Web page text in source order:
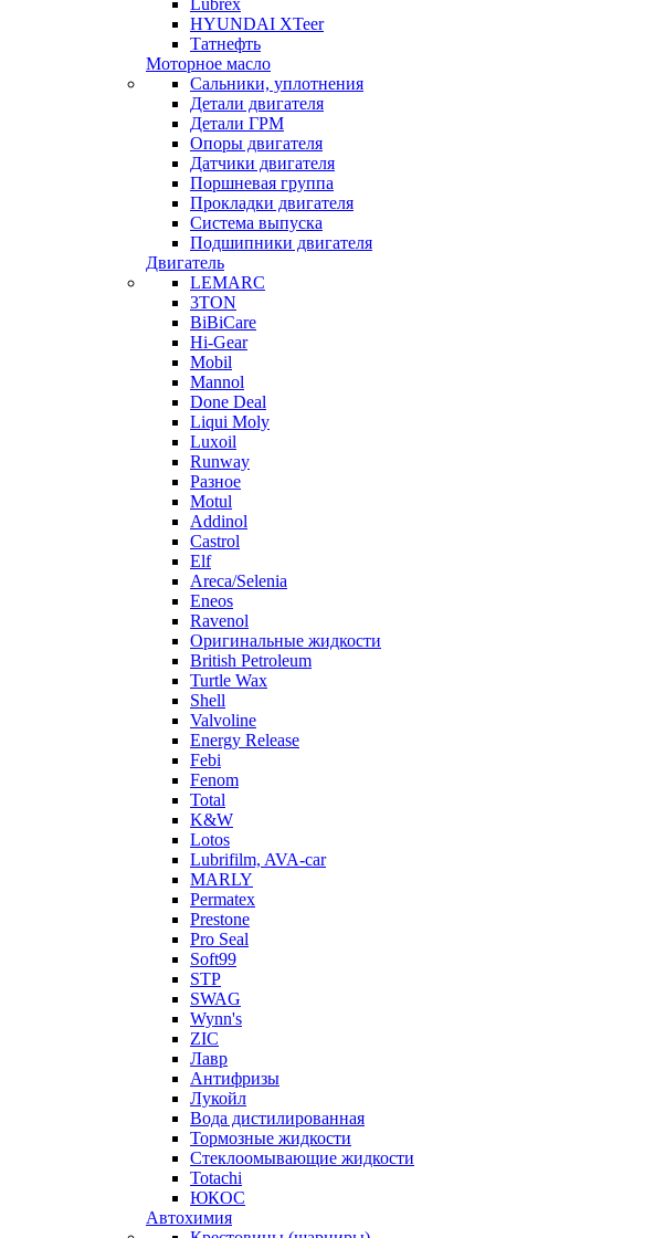
Lubrex
HYUNDAI XTeer
Татнефть
Моторное масло
Сальники, уплотнения
Детали двигателя
Детали ГРМ
Опоры двигателя
Датчики двигателя
Поршневая группа
Прокладки двигателя
Система выпуска
Подшипники двигателя
Двигатель
LEMARC
3TON
BiBiCare
Hi-Gear
Mobil
Mannol
Done Deal
Liqui Moly
Luxoil
Runway
Разное
Motul
Addinol
Castrol
Elf
Areca/Selenia
Eneos
Ravenol
Оригинальные жидкости
British Petroleum
Turtle Wax
Shell
Valvoline
Energy Release
Febi
Fenom
Total
K&W
Lotos
Lubrifilm, AVA-car
MARLY
Permatex
Prestone
Pro Seal
Soft99
STP
SWAG
Wynn's
ZIC
Лавр
Антифризы
Лукойл
Вода дистилированная
Тормозные жидкости
Стеклоомывающие жидкости
Totachi
ЮКОС
Автохимия